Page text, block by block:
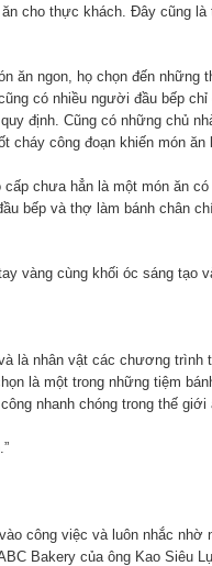
cho thực khách. Đây cũng
ăn ngon, họ chọn đến những
có nhiều người đầu bếp
định. Cũng có những chủ
công đoạn khiến món
chưa hẳn là một món ăn
bếp và thợ làm bánh chân
vàng cùng khối óc sáng tạo
là nhân vật các chương
là một trong những tiệm
nhanh chóng trong thế
công việc và luôn nhắc
Bakery của ông Kao Siêu